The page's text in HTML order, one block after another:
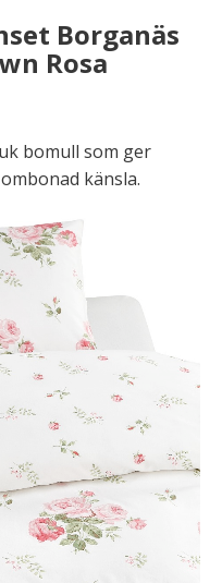
Borganäs
Rosa
bomull som ger
känsla.